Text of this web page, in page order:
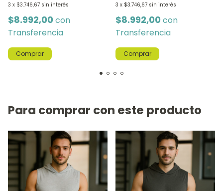
3 x $3.746,67 sin interés
$8.992,00 con
Transferencia
Comprar
3 x $3.746,67 sin interés
$8.992,00 con
Transferencia
Comprar
Para comprar con este producto